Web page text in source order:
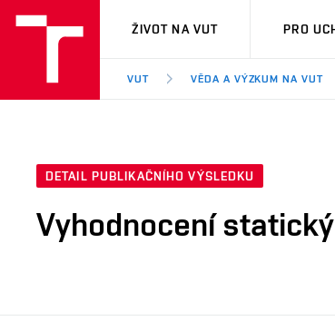
VUT
ŽIVOT NA VUT PRO
VUT VĚDA A VÝZKUM NA VUT
DETAIL PUBLIKAČNÍHO VÝSLEDKU
Vyhodnocení